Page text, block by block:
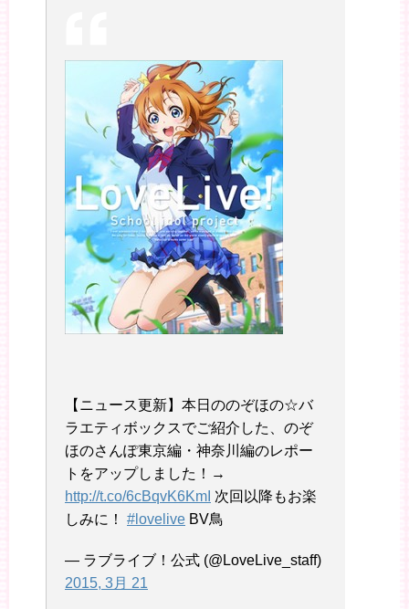
【ニュース更新】本日ののぞほの☆バ
ラエティボックスでご紹介した、のぞ
ほのさんぽ東京編・神奈川編のレポー
トをアップしました！→
http://t.co/6cBqvK6KmI 次回以降もお楽
しみに！ #lovelive BV鳥
— ラブライブ！公式 (@LoveLive_staff)
2015, 3月 21